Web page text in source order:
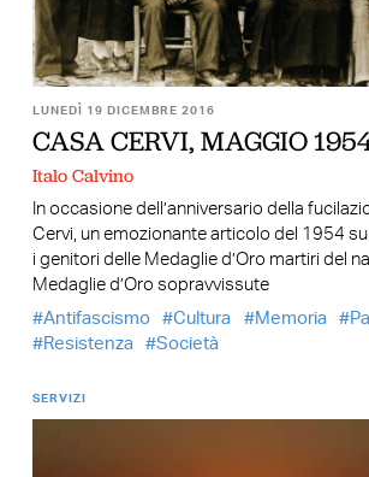
LUNEDÌ 19 DICEMBRE 2016
CASA CERVI, MAGGIO
Italo Calvino
In occasione dell’anniversario della
Cervi, un emozionante articolo del 1954
i genitori delle Medaglie d’Oro martiri del
Medaglie d’Oro sopravvissute
Antifascismo
Cultura Memoria
Resistenza
Società
SERVIZI